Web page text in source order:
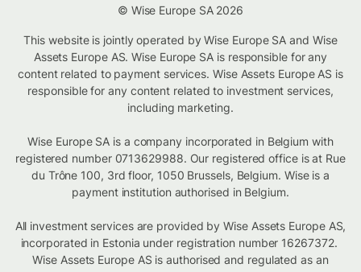
© Wise Europe SA 2026
This website is jointly operated by Wise Europe SA and Wise
Assets Europe AS. Wise Europe SA is responsible for any
content related to payment services. Wise Assets Europe AS is
responsible for any content related to investment services,
including marketing.
Wise Europe SA is a company incorporated in Belgium with
registered number 0713629988. Our registered office is at Rue
du Trône 100, 3rd floor, 1050 Brussels, Belgium. Wise is a
payment institution authorised in Belgium.
All investment services are provided by Wise Assets Europe AS,
incorporated in Estonia under registration number 16267372.
Wise Assets Europe AS is authorised and regulated as an